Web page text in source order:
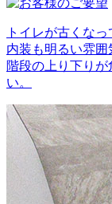
トイレが古くな
内装も明るい雰囲
階段の上り下り
い。